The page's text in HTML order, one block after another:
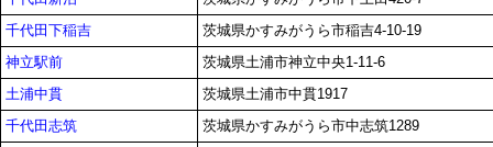
千代田下稲吉
茨城県かすみがうら市稲吉4-10-19
神立駅前
茨城県土浦市神立中央1-11-6
土浦中貫
茨城県土浦市中貫1917
千代田志筑
茨城県かすみがうら市中志筑1289